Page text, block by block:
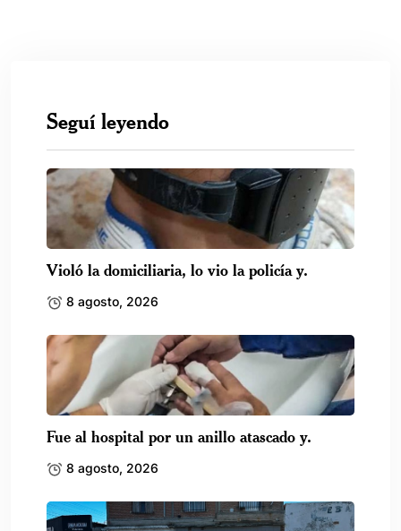
Seguí leyendo
Violó la domiciliaria, lo vio la policía y.
8 agosto, 2026
Fue al hospital por un anillo atascado y.
8 agosto, 2026